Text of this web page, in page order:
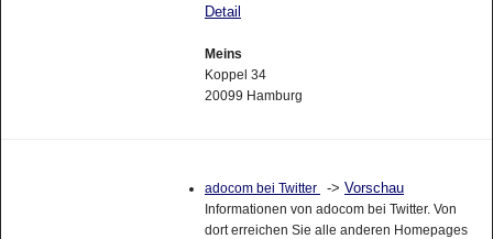
Detail
Meins
Koppel 34
20099 Hamburg
adocom bei Twitter -> Vorschau
Informationen von adocom bei Twitter. Von
dort erreichen Sie alle anderen Homepages